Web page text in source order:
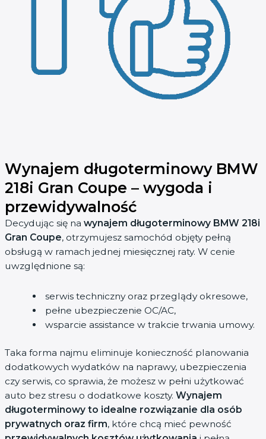
Wynajem długoterminowy BMW
218i Gran Coupe – wygoda i
przewidywalność
Decydując się nawynajem długoterminowy BMW 218i
Gran Coupe, otrzymujesz samochód objęty pełną
obsługą w ramach jednej miesięcznej raty. W cenie
uwzględnione są:
serwis techniczny oraz przeglądy okresowe,
pełne ubezpieczenie OC/AC,
wsparcie assistance w trakcie trwania umowy.
Taka forma najmu eliminuje konieczność planowania
dodatkowych wydatków na naprawy, ubezpieczenia
czy serwis, co sprawia, że możesz w pełni użytkować
auto bez stresu o dodatkowe koszty.Wynajem
długoterminowy to idealne rozwiązanie dla osób
prywatnych oraz firm, które chcą mieć pewność